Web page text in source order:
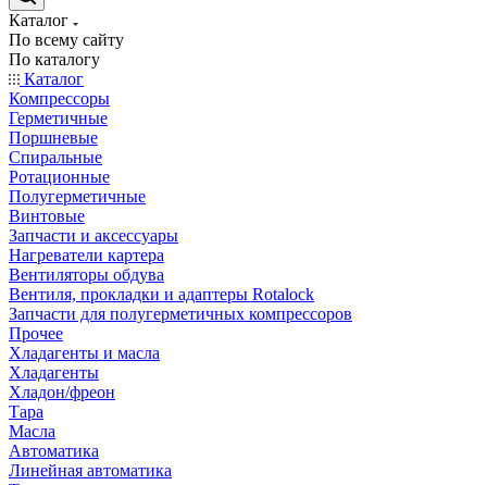
Каталог
По всему сайту
По каталогу
Каталог
Компрессоры
Герметичные
Поршневые
Спиральные
Ротационные
Полугерметичные
Винтовые
Запчасти и аксессуары
Нагреватели картера
Вентиляторы обдува
Вентиля, прокладки и адаптеры Rotalock
Запчасти для полугерметичных компрессоров
Прочее
Хладагенты и масла
Хладагенты
Хладон/фреон
Тара
Масла
Автоматика
Линейная автоматика